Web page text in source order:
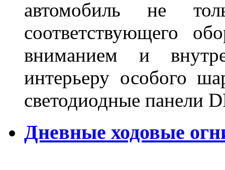
автомобиль не
соответствующего
вниманием и
интерьеру особого
светодиодные панели
Дневные ходовые